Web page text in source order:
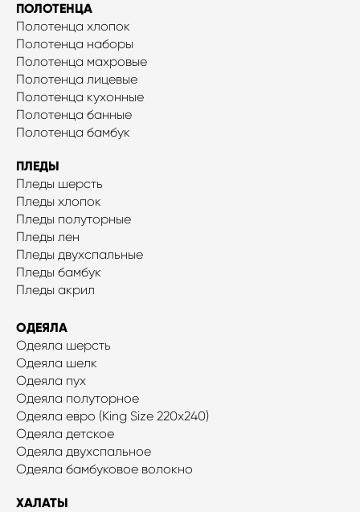
ПОЛОТЕНЦА
Полотенца хлопок
Полотенца наборы
Полотенца махровые
Полотенца лицевые
Полотенца кухонные
Полотенца банные
Полотенца бамбук
ПЛЕДЫ
Пледы шерсть
Пледы хлопок
Пледы полуторные
Пледы лен
Пледы двухспальные
Пледы бамбук
Пледы акрил
ОДЕЯЛА
Одеяла шерсть
Одеяла шелк
Одеяла пух
Одеяла полуторное
Одеяла евро (King Size 220x240)
Одеяла детское
Одеяла двухспальное
Одеяла бамбуковое волокно
ХАЛАТЫ